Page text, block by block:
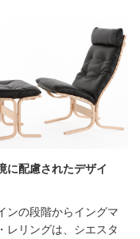
に配慮されたデザイ
ンの段階からイングマ
レリングは、シエスタ